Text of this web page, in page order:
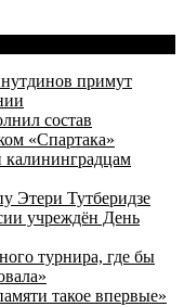
примут
состав
«Спартака»
Этери Тутберидзе
учреждён День
турнира, где бы
такое впервые»